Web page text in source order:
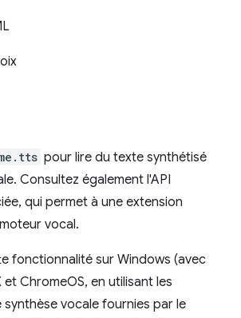
pour lire du texte synthétisé
Consultez également l'API
qui permet à une extension
vocal.
fonctionnalité sur Windows (avec
et ChromeOS, en utilisant les
vocale fournies par le